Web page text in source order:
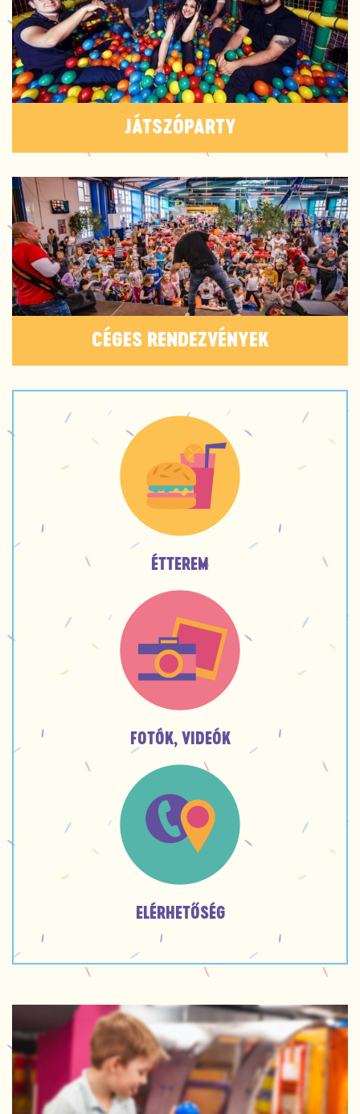
JÁTSZÓPARTY
CÉGES RENDEZVÉNYEK
ÉTTEREM
FOTÓK, VIDEÓK
ELÉRHETŐSÉG